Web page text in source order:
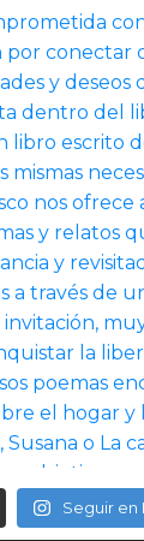
Seguir en